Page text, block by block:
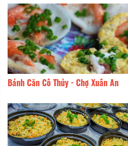
Bánh Căn Cô Thủy - Chợ Xuân An